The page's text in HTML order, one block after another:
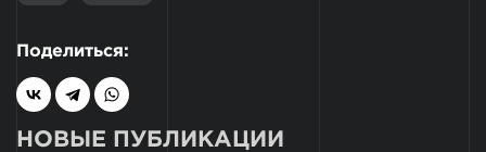
Поделиться:
НОВЫЕ ПУБЛИКАЦИИ